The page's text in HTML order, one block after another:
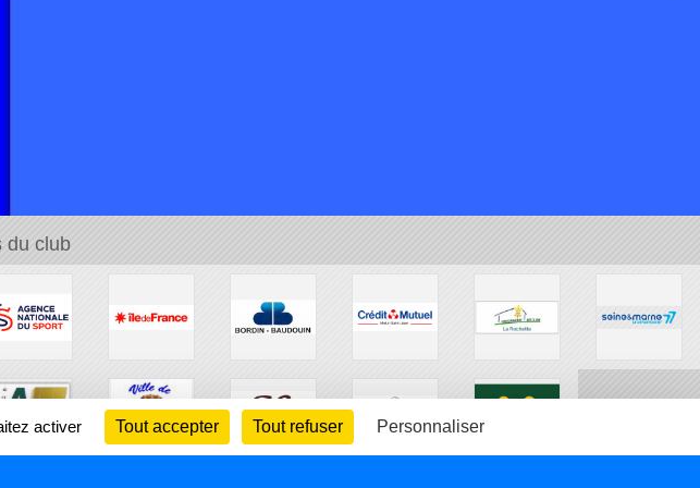
du club
activer Tout accepter Tout refuser Personnaliser